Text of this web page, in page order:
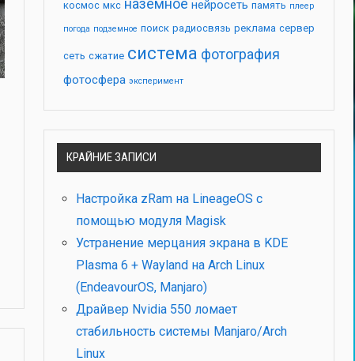
космос мкс наземное нейросеть память плеер
погода подземное поиск радиосвязь реклама сервер
сеть сжатие система фотография
фотосфера эксперимент
КРАЙНИЕ ЗАПИСИ
Настройка zRam на LineageOS с
помощью модуля Magisk
Устранение мерцания экрана в KDE
Plasma 6 + Wayland на Arch Linux
(EndeavourOS, Manjaro)
Драйвер Nvidia 550 ломает
стабильность системы Manjaro/Arch
Linux